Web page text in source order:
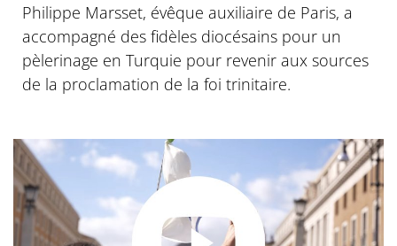
Philippe Marsset, évêque auxiliaire de Paris, a
accompagné des fidèles diocésains pour un
pèlerinage en Turquie pour revenir aux sources
de la proclamation de la foi trinitaire.